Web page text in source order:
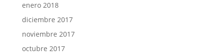
enero 2018
diciembre 2017
noviembre 2017
octubre 2017